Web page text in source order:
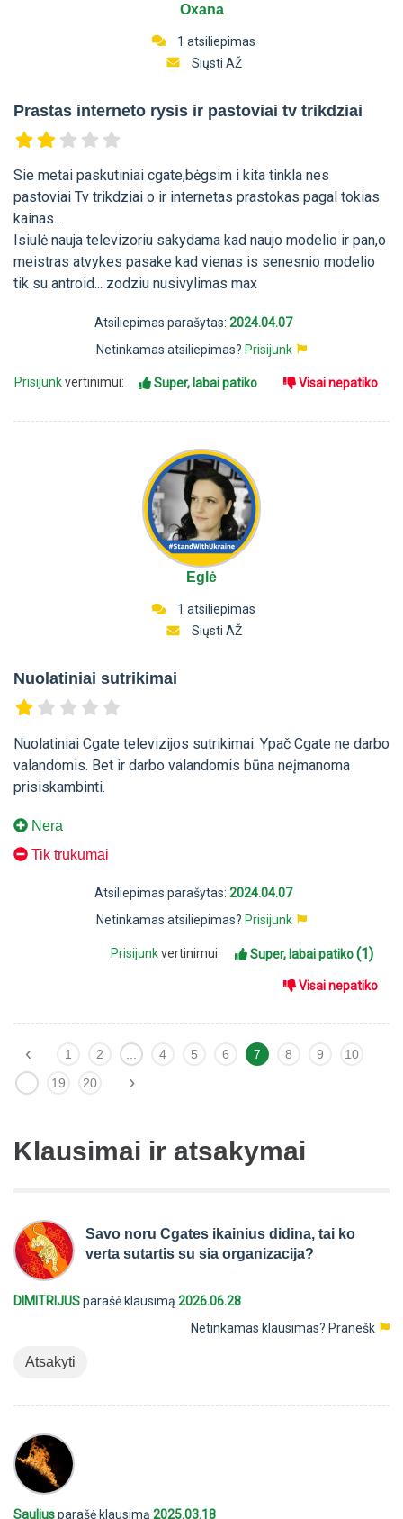
Oxana
1 atsiliepimas
Siųsti AŽ
Prastas interneto rysis ir pastoviai tv trikdziai
Sie metai paskutiniai cgate,bėgsim i kita tinkla nes
pastoviai Tv trikdziai o ir internetas prastokas pagal tokias
kainas...
Isiulė nauja televizoriu sakydama kad naujo modelio ir pan,o
meistras atvykes pasake kad vienas is senesnio modelio
tik su antroid... zodziu nusivylimas max
Atsiliepimas parašytas: 2024.04.07
Netinkamas atsiliepimas? Prisijunk
Prisijunkvertinimui: Super, labai patiko Visai nepatiko
Eglė
1 atsiliepimas
Siųsti AŽ
Nuolatiniai sutrikimai
Nuolatiniai Cgate televizijos sutrikimai. Ypač Cgate ne darbo
valandomis. Bet ir darbo valandomis būna neįmanoma
prisiskambinti.
Nera
Tik trukumai
Atsiliepimas parašytas: 2024.04.07
Netinkamas atsiliepimas? Prisijunk
Prisijunkvertinimui: Super, labai patiko(1)
Visai nepatiko
‹ 1 2 ... 4 5 6 7 8 9
10
...
19 20 ›
Klausimai ir atsakymai
Savo noru Cgates ikainius didina, tai ko
verta sutartis su sia organizacija?
DIMITRIJUSparašė klausimą 2026.06.28
Netinkamas klausimas? Pranešk
Atsakyti
Sauliusparašė klausimą 2025.03.18